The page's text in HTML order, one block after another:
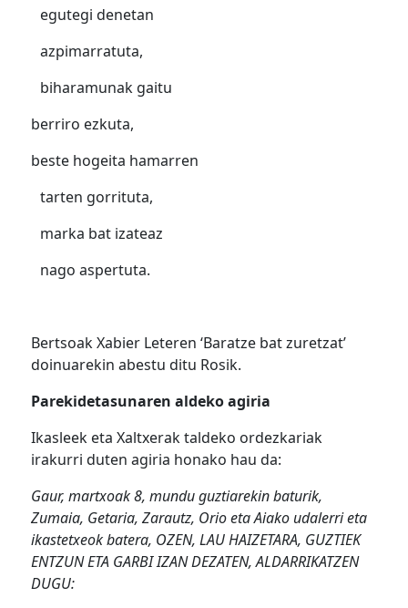
egutegi denetan
azpimarratuta,
biharamunak gaitu
berriro ezkuta,
beste hogeita hamarren
tarten gorrituta,
marka bat izateaz
nago aspertuta.
Bertsoak Xabier Leteren ‘Baratze bat zuretzat’
doinuarekin abestu ditu Rosik.
Parekidetasunaren aldeko agiria
Ikasleek eta Xaltxerak taldeko ordezkariak
irakurri duten agiria honako hau da:
Gaur, martxoak 8, mundu guztiarekin baturik,
Zumaia, Getaria, Zarautz, Orio eta Aiako udalerri eta
ikastetxeok batera, OZEN, LAU HAIZETARA, GUZTIEK
ENTZUN ETA GARBI IZAN DEZATEN, ALDARRIKATZEN
DUGU: